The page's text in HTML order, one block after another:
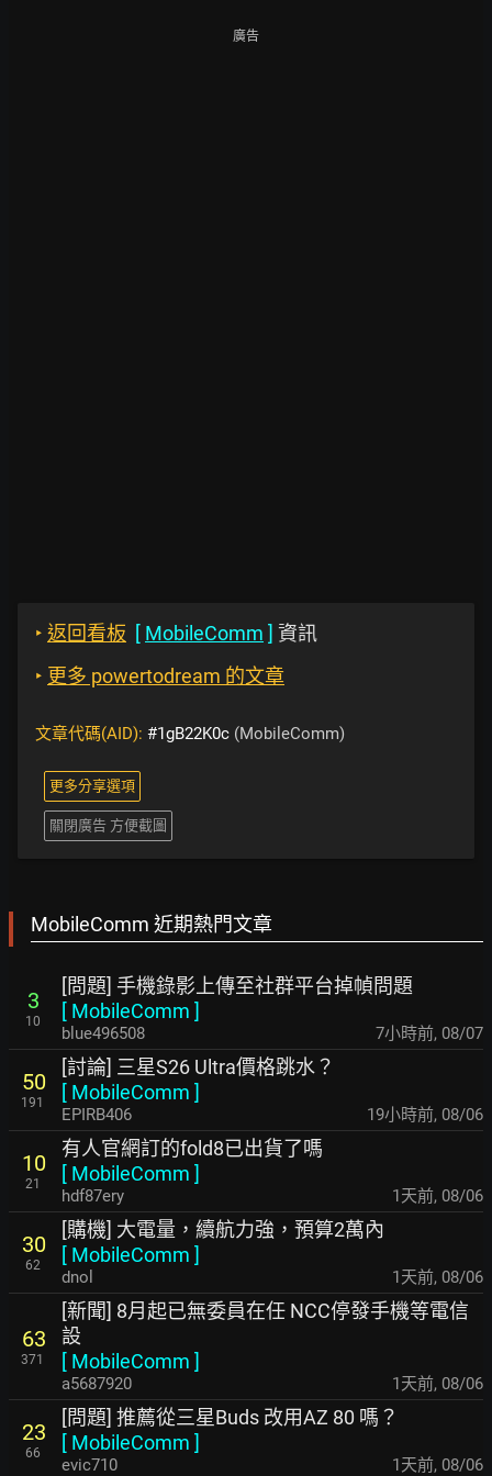
廣告
‣ 返回看板 [ MobileComm ] 資訊
‣ 更多 powertodream 的文章
文章代碼(AID): #1gB22K0c (MobileComm)
更多分享選項
關閉廣告 方便截圖
MobileComm 近期熱門文章
3
10
[問題] 手機錄影上傳至社群平台掉幀問題
[ MobileComm ]
blue496508 7小時前, 08/07
50
191
[討論] 三星S26 Ultra價格跳水？
[ MobileComm ]
EPIRB406 19小時前, 08/06
10
21
有人官網訂的fold8已出貨了嗎
[ MobileComm ]
hdf87ery 1天前, 08/06
30
62
[購機] 大電量，續航力強，預算2萬內
[ MobileComm ]
dnol 1天前, 08/06
63
371
[新聞] 8月起已無委員在任 NCC停發手機等電信
設
[ MobileComm ]
a5687920 1天前, 08/06
23
66
[問題] 推薦從三星Buds 改用AZ 80 嗎？
[ MobileComm ]
evic710 1天前, 08/06